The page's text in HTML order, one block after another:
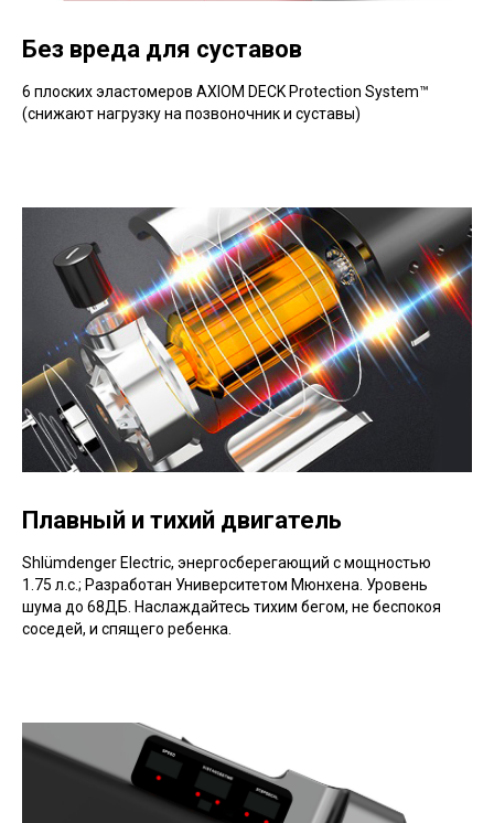
Без вреда для суставов
6 плоских эластомеров AXIOM DECK Protection System™
(снижают нагрузку на позвоночник и суставы)
Плавный и тихий двигатель
Shlümdenger Electric, энергосберегающий с мощностью
1.75 л.с.; Разработан Университетом Мюнхена. Уровень
шума до 68ДБ. Наслаждайтесь тихим бегом, не беспокоя
соседей, и спящего ребенка.